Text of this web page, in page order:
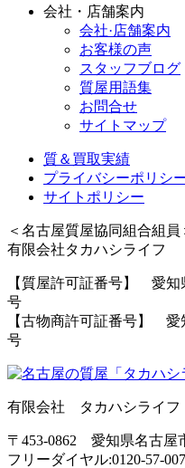
会社・店舗案内
会社·店舗案内
お客様の声
スタッフブログ
質屋用語集
お問合せ
サイトマップ
質＆買取実績
プライバシーポリシ
サイトポリシー
＜名古屋質屋協同組合組員
有限会社タカハシライフ
【質屋許可証番号】 愛
号
【古物商許可証番号】
号
有限会社 タカハシライフ
〒453-0862 愛知県名古屋
フリーダイヤル:0120-57-